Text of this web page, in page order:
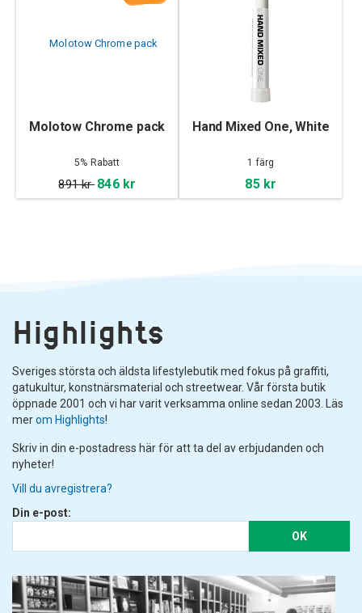
Molotow Chrome pack
5% Rabatt
891 kr 846 kr
Hand Mixed One, White
1 färg
85 kr
Highlights
Sveriges största och äldsta lifestylebutik med fokus på graffiti,
gatukultur, konstnärsmaterial och streetwear. Vår första butik
öppnade 2001 och vi har varit verksamma online sedan 2003. Läs
merom Highlights!
Skriv in din e-postadress här för att ta del av erbjudanden och
nyheter!
Vill du avregistrera?
Din e-post:
OK